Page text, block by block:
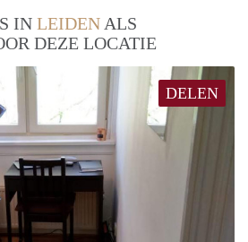
IN LEIDEN ALS
DEZE LOCATIE
DELEN